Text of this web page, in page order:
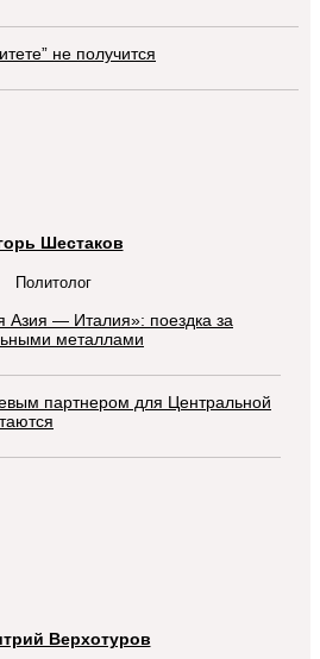
не получится
Шестаков
Политолог
Азия — Италия»: поездка за
металлами
партнером для Центральной
Верхотуров